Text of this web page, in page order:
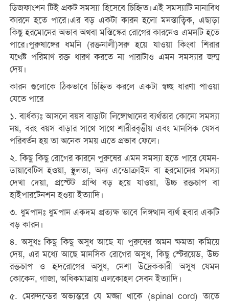
ডিজফাংশন টিই প্রকট সমস্যা হিসেবে চিহ্নিত।এই সমস্যাটি নানাবিধ
কারনে হতে পারে।এর বড় একটা কারন হলো মনস্তাত্বিক, এছাড়া
কিছু হরমোনের অভাব অথবা মস্তিস্কের রোগের কারনেও এমনটি হতে
পারে।পুরুষাঙ্গের ধমনি (রক্তনালী)সরু হয়ে যাওয়া কিংবা শিরার
যথেষ্ট পরিমাণ রক্ত ধারণ করতে না পারাটাও এমন সমস্যার জন্ম
দেয়।
কারন গুলোকে ঠিকভাবে চিহ্নিত করলে একটা স্বচ্ছ ধারণা পাওয়া
যেতে পারে
১. বার্ধক্যঃ আসলে বয়স বাড়াটা লিঙ্গোত্থানের ব্যর্থতার কোনো সমস্যা
নয়, বরং বয়স বাড়ার সাথে সাথে শারীরবৃত্তীয় এবং মানসিক যেসব
পরিবর্তন হয় তা অনেক সময় এতে প্রভাব ফেলে।
২. কিছু কিছু রোগের কারনে পুরুষের এমন সমস্যা হতে পারে যেমন-
ডায়াবেটিস হওয়া, স্থুলতা, অন্য এন্ডোক্রাইন বা হরমোনের সমস্যা
দেখা দেয়া, প্রস্টেট গ্রন্থি বড় হয়ে যাওয়া, উচ্চ রক্তচাপ বা
হাইপারটেনশন হওয়া ইত্যাদি।
৩. ধুমপানঃ ধুমপান একদম প্রত্যক্ষ ভাবে লিঙ্গত্থান ব্যর্থ হবার একটি
বড় কারন।
৪. অসুধঃ কিছু কিছু অসুধ আছে যা পুরুষের অমন ক্ষমতা কমিয়ে
দেয়, এর মধ্যে আছে মানসিক রোগের অসুধ, কিছু স্টেরয়েড, উচ্চ
রক্তচাপ ও হৃদরোগের অসুধ, নেশা উদ্রেককারী অসুধ যেমন
কোকেন, গাজা, অধিকমাত্রায় এলকোহল সেবন ইত্যাদি।
৫. মেরুদন্ডের অভ্যন্তরে যে মজ্জা থাকে (spinal cord) তাতে